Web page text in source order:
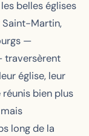
belles églises
Saint-Martin,
—
traversèrent
église, leur
bien plus
long de la